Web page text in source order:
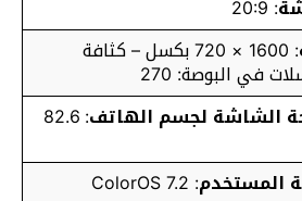
: 20:9
: 1600 × 720 بكسل – كثافة
في البوصة: 270
الشاشة لجسم الهاتف : 82.6
المستخدم: ColorOS 7.2